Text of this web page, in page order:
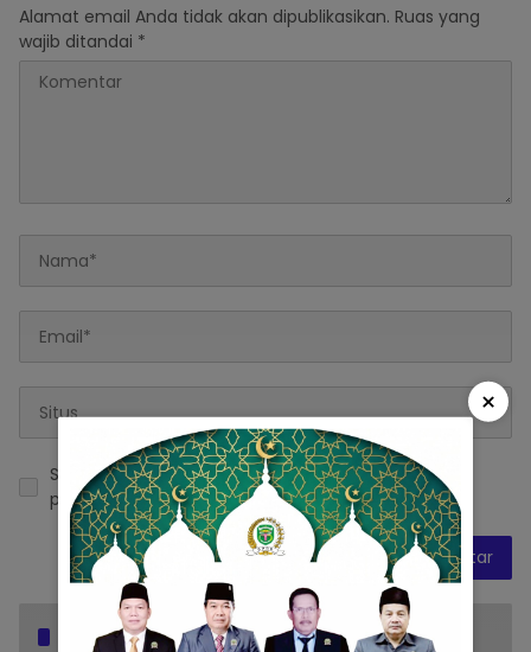
Alamat email Anda tidak akan dipublikasikan. Ruas yang
wajib ditandai *
Simpan nama, email, dan situs web saya pada
peramban ini untuk komentar saya berikutnya.
Popular Posts
×